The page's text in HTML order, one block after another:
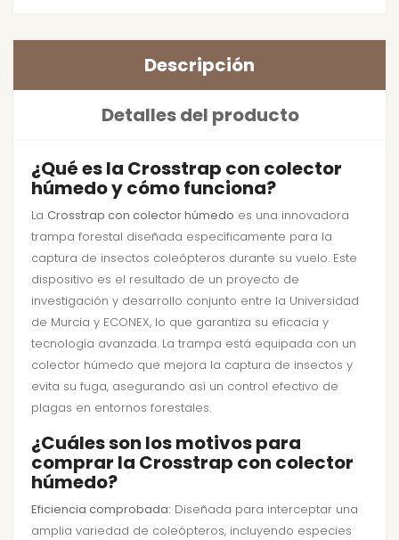
Descripción
Detalles del producto
¿Qué es la Crosstrap con colector
húmedo y cómo funciona?
La Crosstrap con colector húmedo es una innovadora
trampa forestal diseñada específicamente para la
captura de insectos coleópteros durante su vuelo. Este
dispositivo es el resultado de un proyecto de
investigación y desarrollo conjunto entre la Universidad
de Murcia y ECONEX, lo que garantiza su eficacia y
tecnología avanzada. La trampa está equipada con un
colector húmedo que mejora la captura de insectos y
evita su fuga, asegurando así un control efectivo de
plagas en entornos forestales.
¿Cuáles son los motivos para
comprar la Crosstrap con colector
húmedo?
Eficiencia comprobada: Diseñada para interceptar una
amplia variedad de coleópteros, incluyendo especies